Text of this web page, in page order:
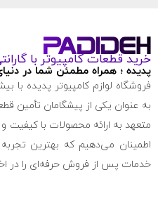
خرید قطعات کامپیوتر با
پدیده ؛ همراه مطمئن شما در
به عنوان یکی از پیشگامان تأمین
متعهد به ارائه محصولات با کیفیت
اطمینان می‌دهیم که بهترین
خدمات پس از فروش حرفه‌ای را در